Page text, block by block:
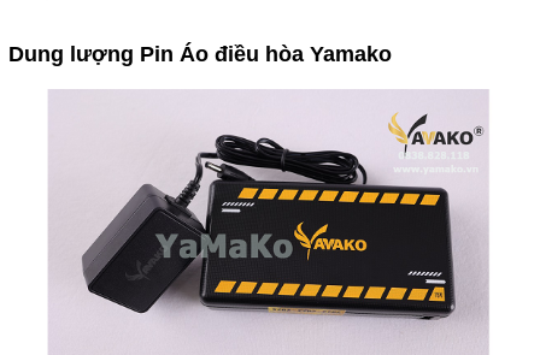
Dung lượng Pin Áo điều hòa Yamako